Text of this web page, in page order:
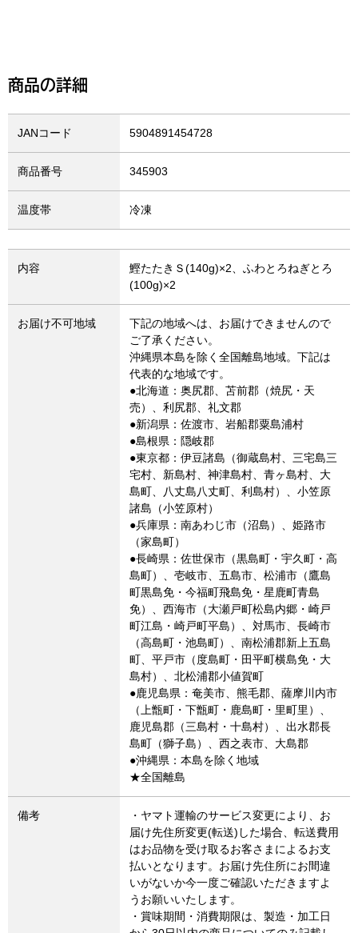
商品の詳細
JANコード 5904891454728
商品番号 345903
温度帯 冷凍
内容
鰹たたきＳ(140g)×2、ふわとろねぎとろ
(100g)×2
お届け不可地域
下記の地域へは、お届けできませんので
ご了承ください。
沖縄県本島を除く全国離島地域。下記は
代表的な地域です。
●北海道：奥尻郡、苫前郡（焼尻・天
売）、利尻郡、礼文郡
●新潟県：佐渡市、岩船郡粟島浦村
●島根県：隠岐郡
●東京都：伊豆諸島（御蔵島村、三宅島三
宅村、新島村、神津島村、青ヶ島村、大
島町、八丈島八丈町、利島村）、小笠原
諸島（小笠原村）
●兵庫県：南あわじ市（沼島）、姫路市
（家島町）
●長崎県：佐世保市（黒島町・宇久町・高
島町）、壱岐市、五島市、松浦市（鷹島
町黒島免・今福町飛島免・星鹿町青島
免）、西海市（大瀬戸町松島内郷・崎戸
町江島・崎戸町平島）、対馬市、長崎市
（高島町・池島町）、南松浦郡新上五島
町、平戸市（度島町・田平町横島免・大
島村）、北松浦郡小値賀町
●鹿児島県：奄美市、熊毛郡、薩摩川内市
（上甑町・下甑町・鹿島町・里町里）、
鹿児島郡（三島村・十島村）、出水郡長
島町（獅子島）、西之表市、大島郡
●沖縄県：本島を除く地域
★全国離島
備考
・ヤマト運輸のサービス変更により、お
届け先住所変更(転送)した場合、転送費用
はお品物を受け取るお客さまによるお支
払いとなります。お届け先住所にお間違
いがないか今一度ご確認いただきますよ
うお願いいたします。
・賞味期間・消費期限は、製造・加工日